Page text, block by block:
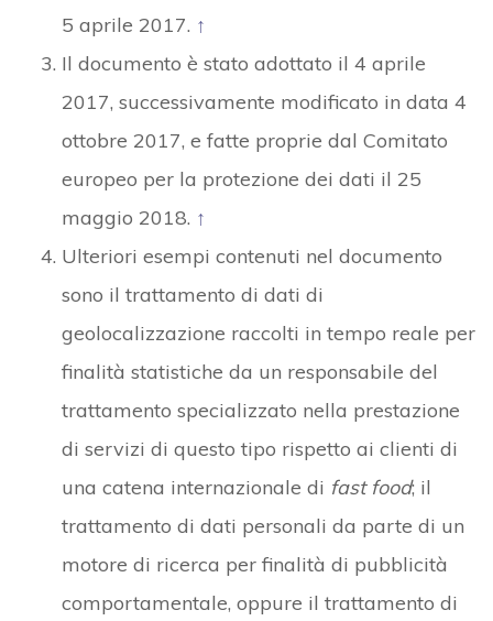
5 aprile 2017. ↑
Il documento è stato adottato il 4 aprile
2017, successivamente modificato in data 4
ottobre 2017, e fatte proprie dal Comitato
europeo per la protezione dei dati il 25
maggio 2018. ↑
Ulteriori esempi contenuti nel documento
sono il trattamento di dati di
geolocalizzazione raccolti in tempo reale per
finalità statistiche da un responsabile del
trattamento specializzato nella prestazione
di servizi di questo tipo rispetto ai clienti di
una catena internazionale di fast food; il
trattamento di dati personali da parte di un
motore di ricerca per finalità di pubblicità
comportamentale, oppure il trattamento di